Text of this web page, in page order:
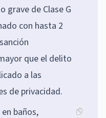
grave de Clase G
con hasta 2
que el delito
a las
de privacidad.
baños,